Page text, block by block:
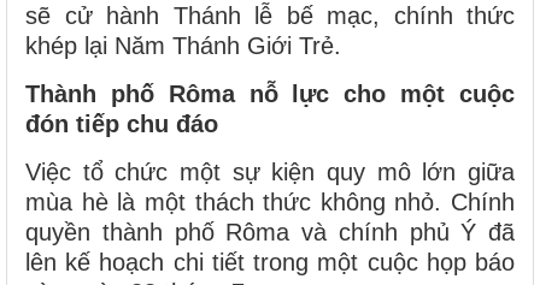
sẽ cử hành Thánh lễ bế mạc, chính thức
khép lại Năm Thánh Giới Trẻ.
Thành phố Rôma nỗ lực cho một cuộc
đón tiếp chu đáo
Việc tổ chức một sự kiện quy mô lớn giữa
mùa hè là một thách thức không nhỏ. Chính
quyền thành phố Rôma và chính phủ Ý đã
lên kế hoạch chi tiết trong một cuộc họp báo